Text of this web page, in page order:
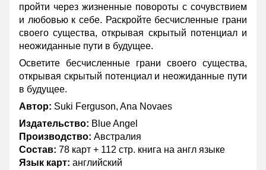
пройти через жизненные повороты с сочувствием
и любовью к себе. Раскройте бесчисленные грани
своего существа, открывая скрытый потенциал и
неожиданные пути в будущее.
Осветите бесчисленные грани своего существа,
открывая скрытый потенциал и неожиданные пути
в будущее.
Автор: Suki Ferguson, Ana Novaes
Издательство: Blue Angel
Производство: Австралия
Состав: 78 карт + 112 стр. книга на англ языке
Язык карт: английский